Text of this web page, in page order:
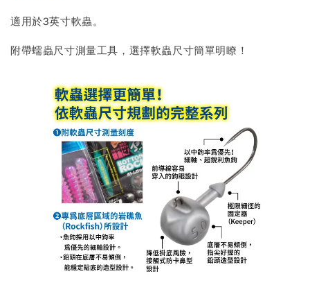
適用於3英寸軟蟲。
附帶蠕蟲尺寸測量工具，選擇軟蟲尺寸簡單明瞭！